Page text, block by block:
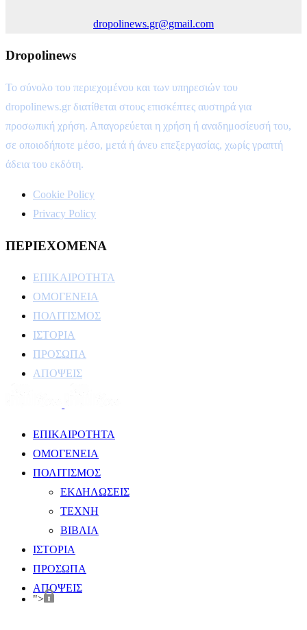
dropolinews.gr@gmail.com
Dropolinews
Το σύνολο του περιεχομένου και των υπηρεσιών του
dropolinews.gr διατίθεται στους επισκέπτες αυστηρά για
προσωπική χρήση. Απαγορεύεται η χρήση ή αναδημοσίευσή του,
σε οποιοδήποτε μέσο, μετά ή άνευ επεξεργασίας, χωρίς γραπτή
άδεια του εκδότη.
Cookie Policy
Privacy Policy
ΠΕΡΙΕΧΟΜΕΝΑ
ΕΠΙΚΑΙΡΟΤΗΤΑ
ΟΜΟΓΕΝΕΙΑ
ΠΟΛΙΤΙΣΜΟΣ
ΙΣΤΟΡΙΑ
ΠΡΟΣΩΠΑ
ΑΠΟΨΕΙΣ
ΕΠΙΚΑΙΡΟΤΗΤΑ
ΟΜΟΓΕΝΕΙΑ
ΠΟΛΙΤΙΣΜΟΣ
ΕΚΔΗΛΩΣΕΙΣ
ΤΕΧΝΗ
ΒΙΒΛΙΑ
ΙΣΤΟΡΙΑ
ΠΡΟΣΩΠΑ
ΑΠΟΨΕΙΣ
">